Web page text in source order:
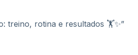
treino, rotina e resultados 🏋️✨”